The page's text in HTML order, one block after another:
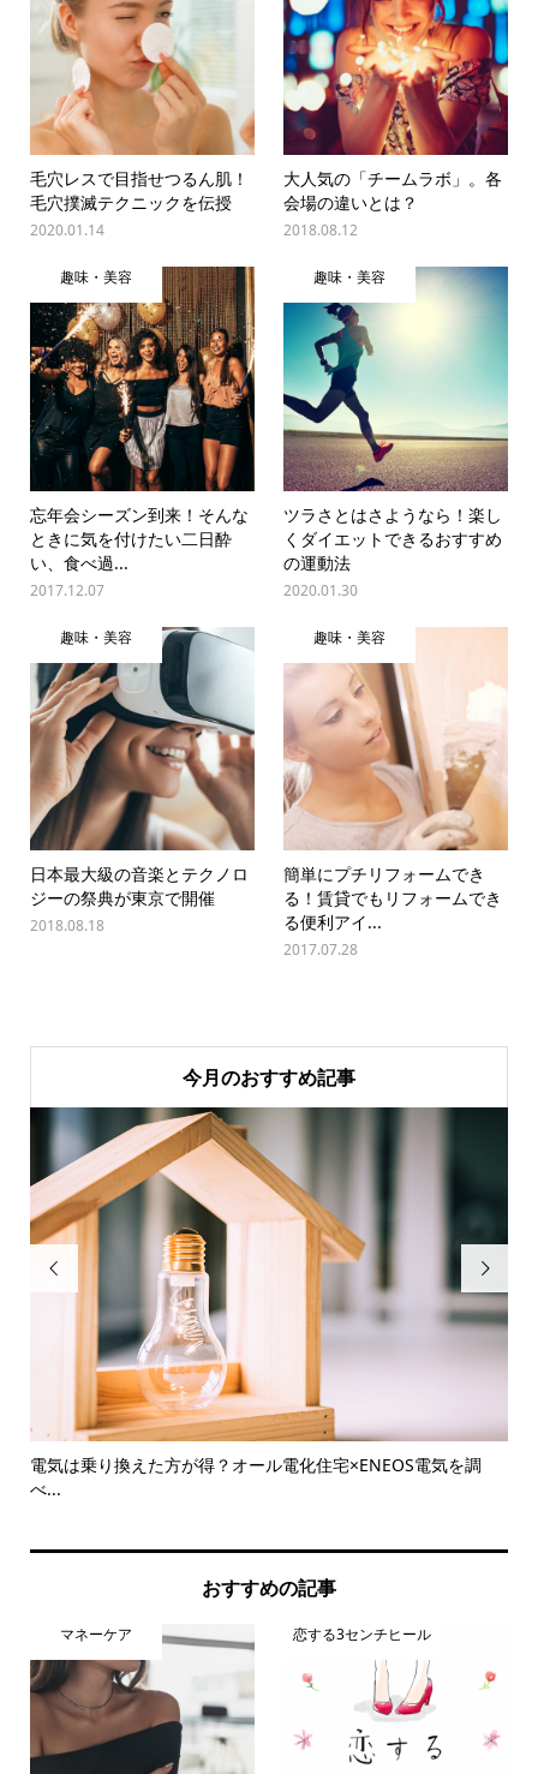
毛穴レスで目指せつるん肌！
毛穴撲滅テクニックを伝授
2020.01.14
大人気の「チームラボ」。各
会場の違いとは？
2018.08.12
趣味・美容
忘年会シーズン到来！そんな
ときに気を付けたい二日酔
い、食べ過...
2017.12.07
趣味・美容
ツラさとはさようなら！楽し
くダイエットできるおすすめ
の運動法
2020.01.30
趣味・美容
日本最大級の音楽とテクノロ
ジーの祭典が東京で開催
2018.08.18
趣味・美容
簡単にプチリフォームでき
る！賃貸でもリフォームでき
る便利アイ...
2017.07.28
今月のおすすめ記事

電気は乗り換えた方が得？オール電化住宅×ENEOS電気を調
べ...

おすすめの記事
マネーケア 恋する3センチヒール